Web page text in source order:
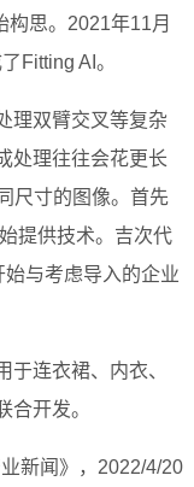
构思。2021年11月
Fitting AI。
理双臂交叉等复杂
处理往往会花更长
尺寸的图像。首先
提供技术。吉次代
始与考虑导入的企业
于连衣裙、内衣、
合开发。
新闻》，2022/4/20